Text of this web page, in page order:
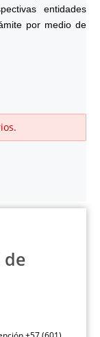
entidades
por medio de
de